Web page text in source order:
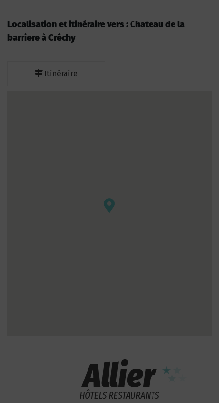
Localisation et itinéraire vers : Chateau de la
barriere à Créchy
Itinéraire